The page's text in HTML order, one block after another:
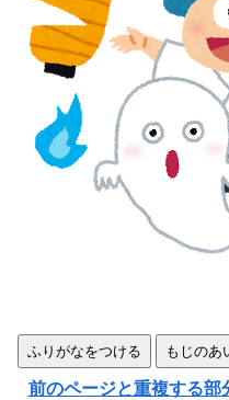
にで
きま
ふりがなをつける もじのあ
前のページと重複する部